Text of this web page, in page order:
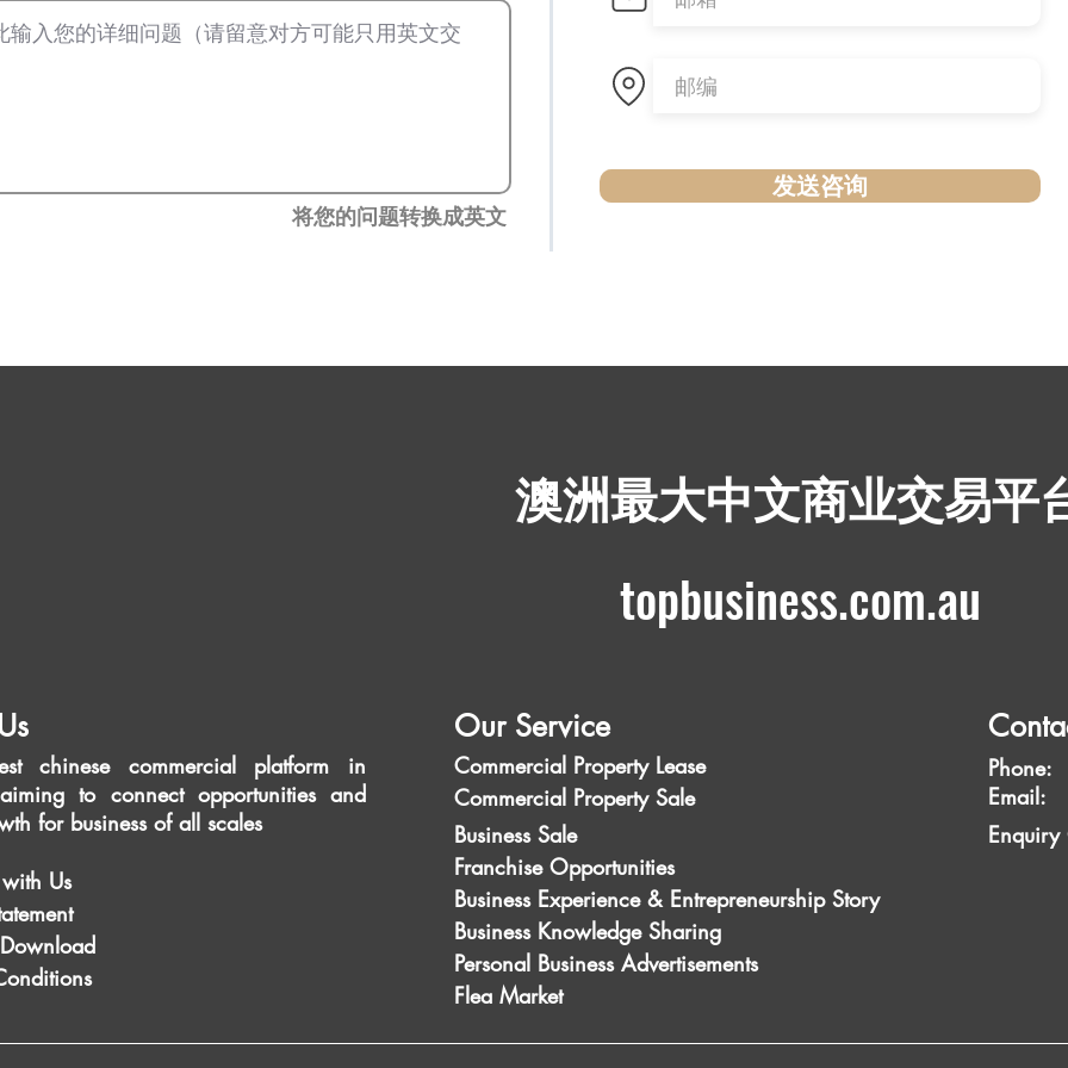
发送咨询
将您的问题转换成英文
澳洲最大中文商业交易平
topbusiness.com.au
chinese commercial platform in
to connect opportunities and
for business of all scales
Us
Our Service
Commercial Property Lease
Commercial Property Sale
Business Sale
Franchise Opportunities
Business Experience & Entrepreneurship Story
Business Knowledge Sharing
Personal Business Advertisements
Flea Market